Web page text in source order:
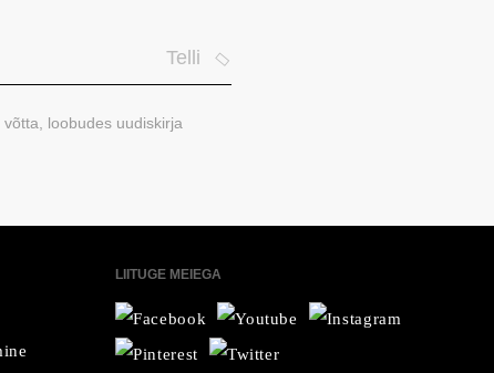
Telli
loobudes uudiskirja
LIITUGE MEIEGA